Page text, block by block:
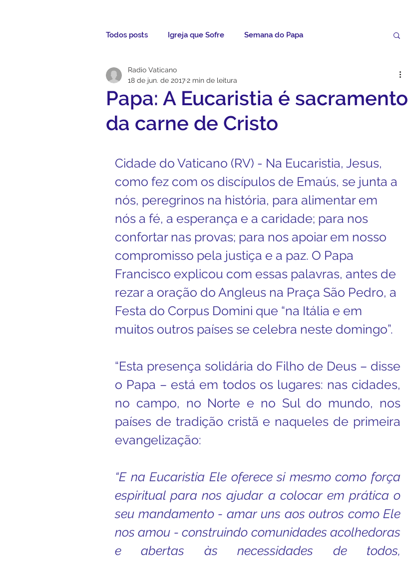
Todos posts Igreja que Sofre Semana do Papa
Mensagem da Semana
Notícias Artigos
Evangelho Video do Papa Boletim
Boletim Kids Nossa Senhora Homilia Dominical
Confissão Padre Bruno Avisos 2 Crítica Cinema
Turismo Cifras Padre Godofredo Padre Mottinha
Papa: A Eucaristia é sacramento
da carne de Cristo
Radio Vaticano
18 de jun. de 20172 min de leitura
Cidade do Vaticano (RV) - Na Eucaristia, Jesus,
como fez com os discípulos de Emaús, se junta a
nós, peregrinos na história, para alimentar em
nós a fé, a esperança e a caridade; para nos
confortar nas provas; para nos apoiar em nosso
compromisso pela justiça e a paz. O Papa
Francisco explicou com essas palavras, antes de
rezar a oração do Angleus na Praça São Pedro, a
Festa do Corpus Domini que “na Itália e em
muitos outros países se celebra neste domingo”.
“Esta presença solidária do Filho de Deus – disse
o Papa – está em todos os lugares: nas cidades,
no campo, no Norte e no Sul do mundo, nos
países de tradição cristã e naqueles de primeira
evangelização:
“E na Eucaristia Ele oferece si mesmo como força
espiritual para nos ajudar a colocar em prática o
seu mandamento - amar uns aos outros como Ele
nos amou - construindo comunidades acolhedoras
e abertas às necessidades de todos,